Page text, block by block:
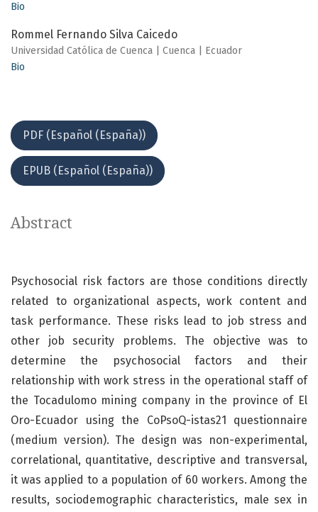
Bio
Rommel Fernando Silva Caicedo
Universidad Católica de Cuenca | Cuenca | Ecuador
Bio
PDF (Español (España))
EPUB (Español (España))
Abstract
Psychosocial risk factors are those conditions directly
related to organizational aspects, work content and
task performance. These risks lead to job stress and
other job security problems. The objective was to
determine the psychosocial factors and their
relationship with work stress in the operational staff of
the Tocadulomo mining company in the province of El
Oro-Ecuador using the CoPsoQ-istas21 questionnaire
(medium version). The design was non-experimental,
correlational, quantitative, descriptive and transversal,
it was applied to a population of 60 workers. Among the
results, sociodemographic characteristics, male sex in